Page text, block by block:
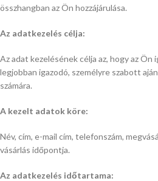
összhangban az Ön hozzájárulása.
Az adatkezelés célja:
Az adat kezelésének célja az, hogy az
legjobban igazodó, személyre szabott
számára.
A kezelt adatok köre:
Név, cím, e-mail cím, telefonszám,
vásárlás időpontja.
Az adatkezelés időtartama: